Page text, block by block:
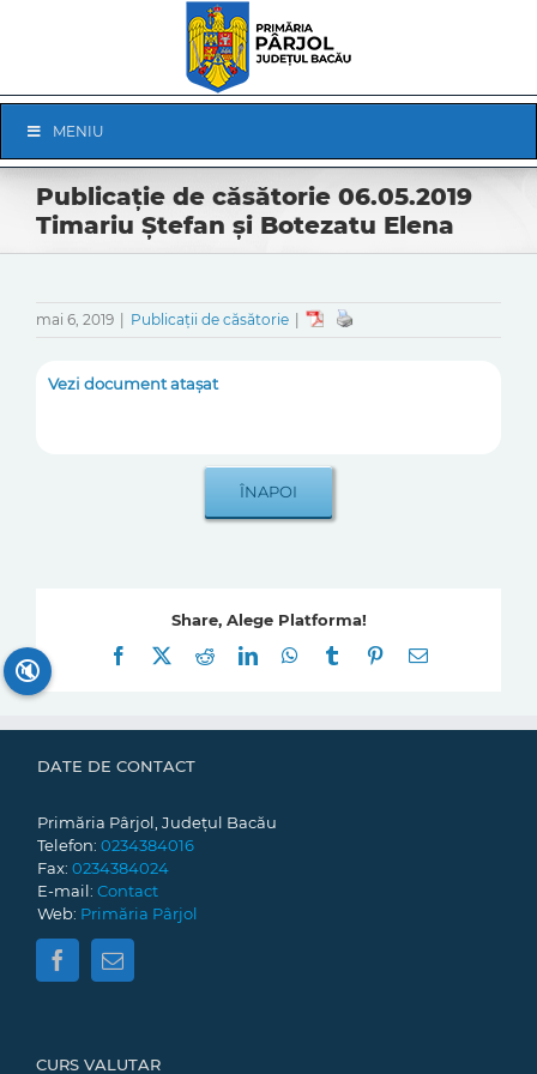
Navigation
MENIU
Publicație de căsătorie 06.05.2019
Timariu Ștefan și Botezatu Elena
mai 6, 2019 Publicații de căsătorie
Vezi document atașat
Share, Alege Platforma!
Facebook
RedditLinkedInWhatsApp
Tumblr Pinterest
E-
DATE DE CONTACT
Primăria Pârjol, Județul Bacău
Telefon: 0234384016
Fax: 0234384024
E-mail: Contact
Web: Primăria Pârjol
CURS VALUTAR
🔇